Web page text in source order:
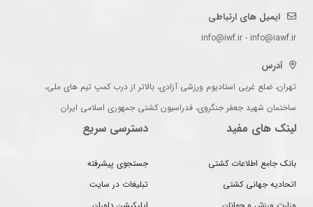
ایمیل های ارتباطی
info@iwf.ir - info@iawf.ir
آدرس
تهران، ضلع غربی استادیوم ورزشی آزادی، بالاتر از درب کمپ تیم های ملی،
ساختمان شهید جعفر جنگروی، فدراسیون کشتی جمهوری اسلامی ایران
لینک های مفید
بانک جامع اطلاعات کشتی
اتحادیه جهانی کشتی
دسترسی سریع
جستجوی پیشرفته
تبلیغات در سایت